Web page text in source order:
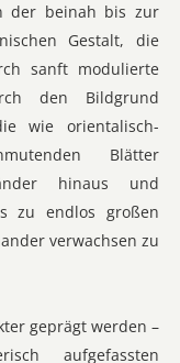
der beinah bis zur
Gestalt, die
sanft modulierte
den Bildgrund
wie orientalisch-
Blätter
hinaus und
zu endlos großen
verwachsen zu
geprägt werden –
aufgefassten